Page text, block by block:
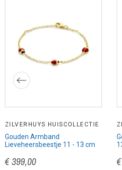
ZILVERHUYS HUISCOLLECTIE
Gouden Armband
Lieveheersbeestje 11 - 13 cm
€ 399,00